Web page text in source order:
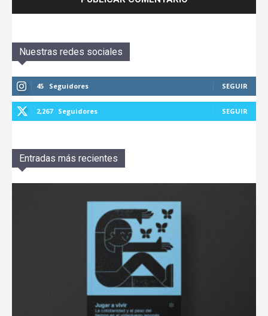
Nuestras redes sociales
45 Seguidores SEGUIR
2,267 Seguidores SEGUIR
Entradas más recientes